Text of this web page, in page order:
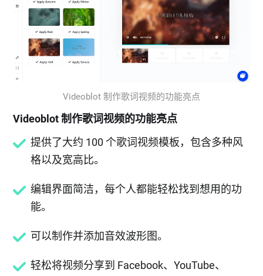
Videoblot 制作歌词视频的功能亮点
Videoblot 制作歌词视频的功能亮点
提供了大约 100 个歌词视频模板，包含多种风
格以及宽高比。
编辑界面简洁，每个人都能轻松找到想用的功
能。
可以制作并添加音效波形图。
轻松将视频分享到 Facebook、YouTube、